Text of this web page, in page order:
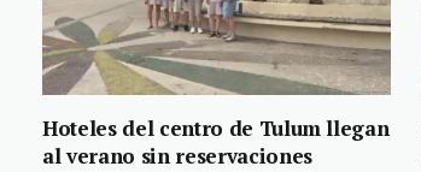
Hoteles del centro de Tulum llegan
al verano sin reservaciones